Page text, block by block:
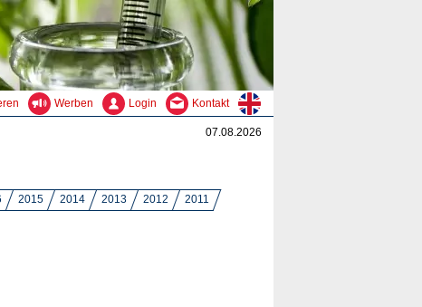
Werben Login Kontakt
07.08.2026
2015 2014 2013 2012
2011